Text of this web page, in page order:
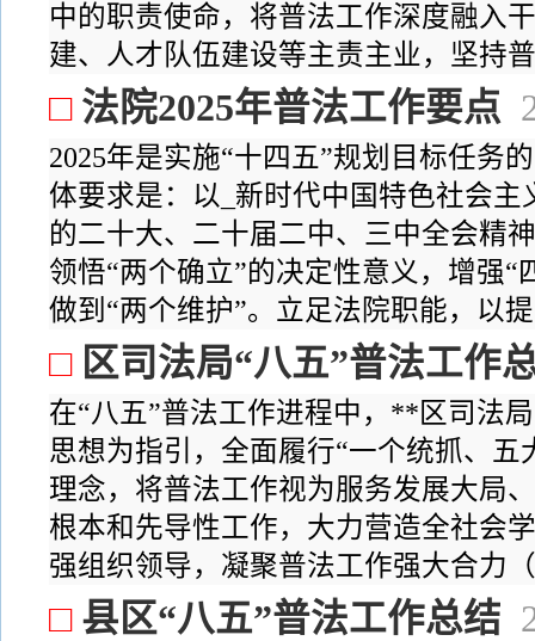
中的职责使命，将普法工作深度融入
建、人才队伍建设等主责主业，坚持
□ 法院2025年普法工作要点
2025年是实施“十四五”规划目标任务
体要求是：以_新时代中国特色社会
的二十大、二十届二中、三中全会精
领悟“两个确立”的决定性意义，增强“
做到“两个维护”。立足法院职能，以
□ 区司法局“八五”普法工作
在“八五”普法工作进程中，**区司法
思想为指引，全面履行“一个统抓、
理念，将普法工作视为服务发展大局
根本和先导性工作，大力营造全社会
强组织领导，凝聚普法工作强大合力
□ 县区“八五”普法工作总结